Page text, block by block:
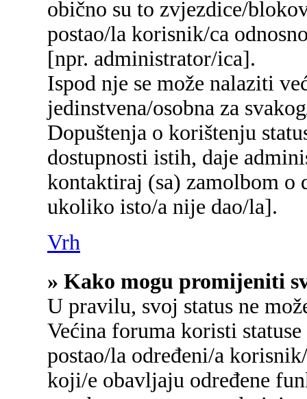
obično su to zvjezdice/
postao/la korisnik/ca
[npr. administrator/ica].
Ispod nje se može nalaziti
jedinstvena/osobna za
Dopuštenja o korištenju
dostupnosti istih, daje
kontaktiraj (sa) zamolbom o
ukoliko isto/a nije dao/la].
Vrh
» Kako mogu promijeniti
U pravilu, svoj status ne
Većina foruma koristi
postao/la određeni/a
koji/e obavljaju određene